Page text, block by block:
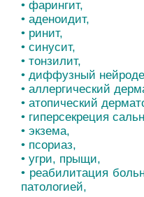
• фарингит,
• аденоидит,
• ринит,
• синусит,
• тонзилит,
• диффузный
• аллергический
• атопический
• гиперсекреция
• экзема,
• псориаз,
• угри, прыщи,
• реабилитация
патологией,